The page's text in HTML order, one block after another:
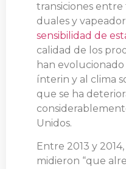
transiciones
duales y
sensibilidad de
calidad de los
han
ínterin y al clima
que se ha
Unidos.
Entre 2013 y
midieron “que